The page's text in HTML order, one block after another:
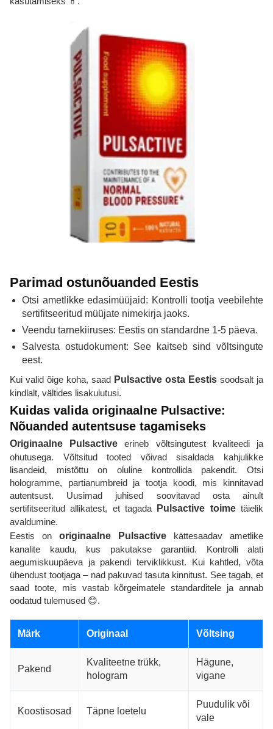
Parimad ostunõuanded Eestis
Otsi ametlikke edasimüüjaid: Kontrolli tootja veebilehte
sertifitseeritud müüjate nimekirja jaoks.
Veendu tarnekiiruses: Eestis on standardne 1-5 päeva.
Salvesta ostudokument: See kaitseb sind võltsingute
eest.
Kui valid õige koha, saad Pulsactive osta Eestis soodsalt ja
kindlalt, vältides lisakulutusi.
Kuidas valida originaalne Pulsactive:
Nõuanded autentsuse tagamiseks
Originaalne Pulsactive erineb võltsingutest kvaliteedi ja
ohutusega. Võltsitud tooted võivad sisaldada kahjulikke
lisandeid, mistõttu on oluline kontrollida pakendit. Otsi
hologramme, partianumbreid ja tootja koodi, mis kinnitavad
autentsust. Uusimad juhised soovitavad osta ainult
sertifitseeritud allikatest, et tagada
Pulsactive toimetäielik
avaldumine.
Eestis on originaalne Pulsactive kättesaadav ametlike
kanalite kaudu, kus pakutakse garantiid. Kontrolli alati
aegumiskuupäeva ja pakendi terviklikkust. Kui kahtled, võta
ühendust tootjaga – nad pakuvad tasuta kinnitust. See tagab, et
saad toote, mis vastab kõrgeimatele standarditele ja annab
oodatud tulemused 😊.
Märk Originaal Võltsing
Pakend
Kvaliteetne trükk,
hologram
Hägune,
vigane
Koostisosad Täpne loetelu
Puudulik või
vale